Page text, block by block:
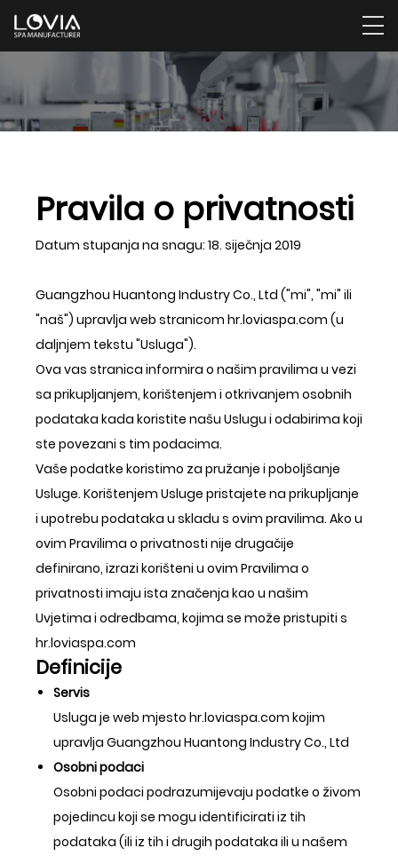
Pravila o privatnosti
Datum stupanja na snagu: 18. siječnja 2019
Guangzhou Huantong Industry Co., Ltd ("mi", "mi" ili
"naš") upravlja web stranicom hr.loviaspa.com (u
daljnjem tekstu "Usluga").
Ova vas stranica informira o našim pravilima u vezi
sa prikupljanjem, korištenjem i otkrivanjem osobnih
podataka kada koristite našu Uslugu i odabirima koji
ste povezani s tim podacima.
Vaše podatke koristimo za pružanje i poboljšanje
Usluge. Korištenjem Usluge pristajete na prikupljanje
i upotrebu podataka u skladu s ovim pravilima. Ako u
ovim Pravilima o privatnosti nije drugačije
definirano, izrazi korišteni u ovim Pravilima o
privatnosti imaju ista značenja kao u našim
Uvjetima i odredbama, kojima se može pristupiti s
hr.loviaspa.com
Definicije
Servis
Usluga je web mjesto hr.loviaspa.com kojim
upravlja Guangzhou Huantong Industry Co., Ltd
Osobni podaci
Osobni podaci podrazumijevaju podatke o živom
pojedincu koji se mogu identificirati iz tih
podataka (ili iz tih i drugih podataka ili u našem